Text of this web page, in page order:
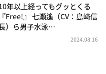
！～ やすとものいたっ
年以上経ってもグッとくる
『Free!』 七瀬遙（CV：島﨑信
）ら男子水泳…
2024.08.16